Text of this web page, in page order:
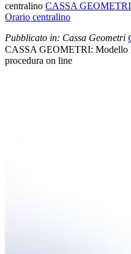
centralino CASSA GEOMETRI
Orario centralino
Pubblicato in: Cassa Geometri
CASSA GEOMETRI: Modello
procedura on line